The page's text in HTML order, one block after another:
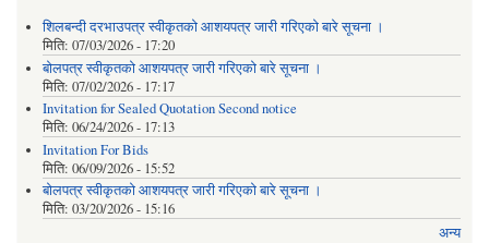
शिलबन्दी दरभाउपत्र स्वीकृतको आशयपत्र जारी गरिएको बारे सूचना ।
मिति: 07/03/2026 - 17:20
बोलपत्र स्वीकृतको आशयपत्र जारी गरिएको बारे सूचना ।
मिति: 07/02/2026 - 17:17
Invitation for Sealed Quotation Second notice
मिति: 06/24/2026 - 17:13
Invitation For Bids
मिति: 06/09/2026 - 15:52
बोलपत्र स्वीकृतको आशयपत्र जारी गरिएको बारे सूचना ।
मिति: 03/20/2026 - 15:16
अन्य